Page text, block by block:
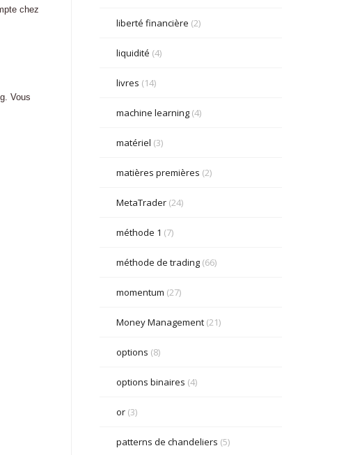
chez
Vous
liberté financière (2)
liquidité (4)
livres (14)
machine learning(4)
matériel (3)
matières premières (2)
MetaTrader(24)
méthode 1 (7)
méthode de trading(66)
momentum (27)
Money Management(21)
options (8)
options binaires (4)
or(3)
patterns de chandeliers (5)